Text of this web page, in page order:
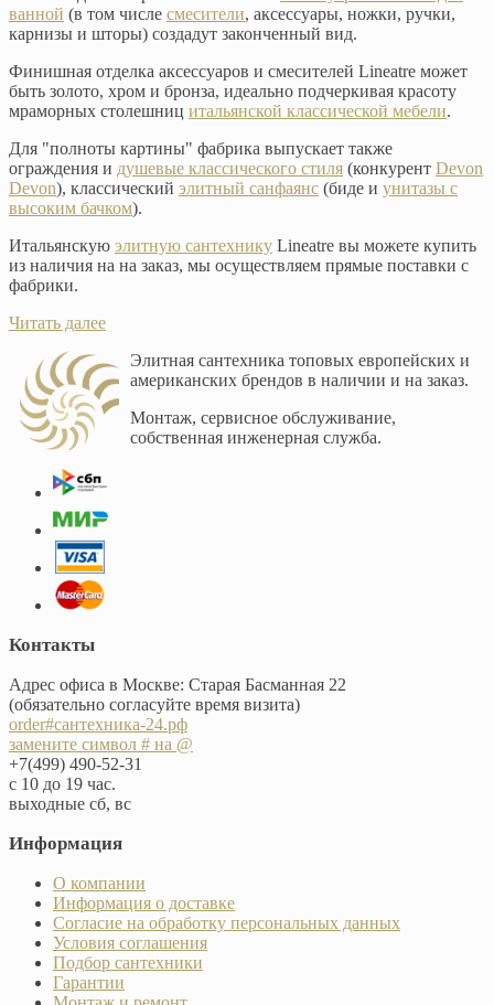
ванной (в том числе смесители, аксессуары, ножки, ручки,
карнизы и шторы) создадут законченный вид.
Финишная отделка аксессуаров и смесителей Lineatre может
быть золото, хром и бронза, идеально подчеркивая красоту
мраморных столешниц итальянской классической мебели.
Для "полноты картины" фабрика выпускает также
ограждения и душевые классического стиля (конкурент Devon
Devon), классический элитный санфаянс (биде и унитазы с
высоким бачком).
Итальянскую элитную сантехнику Lineatre вы можете купить
из наличия на на заказ, мы осуществляем прямые поставки с
фабрики.
Читать далее
Элитная сантехника топовых европейских и
американских брендов в наличии и на заказ.
Монтаж, сервисное обслуживание,
собственная инженерная служба.
Контакты
Адрес офиса в Москве: Старая Басманная 22
(обязательно согласуйте время визита)
order#сантехника-24.рф
замените символ # на @
+7(499) 490-52-31
с 10 до 19 час.
выходные сб, вс
Информация
О компании
Информация о доставке
Согласие на обработку персональных данных
Условия соглашения
Подбор сантехники
Гарантии